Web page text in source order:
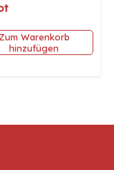
Zum Warenkorb
hinzufügen